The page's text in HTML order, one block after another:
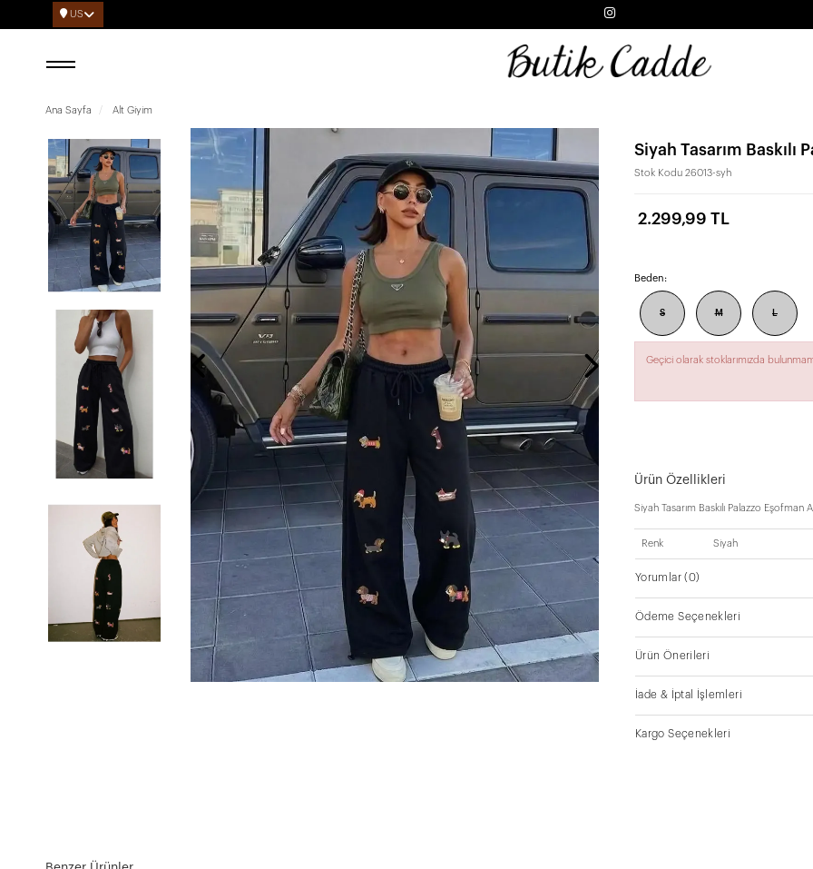
US
Ana Sayfa Alt Giyim
Siyah Tasarım Baskılı
Stok Kodu 26013-syh
2.299,99 TL
Beden:
S M L
Geçici olarak stoklarımızda
Ürün Özellikleri
Siyah Tasarım Baskılı Palazzo Eşofman
Renk Siyah
Yorumlar(0)
Ödeme Seçenekleri
Ürün Önerileri
İade & İptal İşlemleri
Kargo Seçenekleri